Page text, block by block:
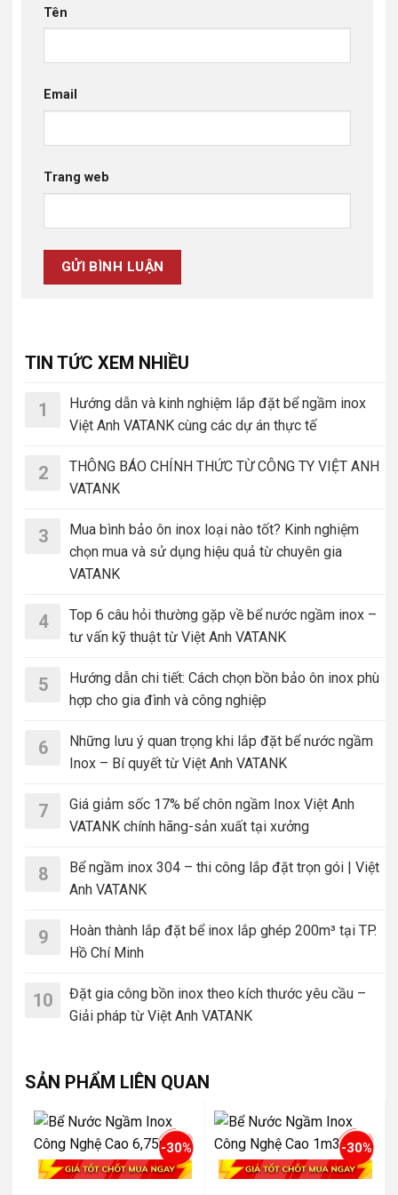
Tên
Email
Trang web
TIN TỨC XEM NHIỀU
1
Hướng dẫn và kinh nghiệm lắp đặt bể ngầm inox
Việt Anh VATANK cùng các dự án thực tế
2
THÔNG BÁO CHÍNH THỨC TỪ CÔNG TY VIỆT ANH
VATANK
3
Mua bình bảo ôn inox loại nào tốt? Kinh nghiệm
chọn mua và sử dụng hiệu quả từ chuyên gia
VATANK
4
Top 6 câu hỏi thường gặp về bể nước ngầm inox –
tư vấn kỹ thuật từ Việt Anh VATANK
5
Hướng dẫn chi tiết: Cách chọn bồn bảo ôn inox phù
hợp cho gia đình và công nghiệp
6
Những lưu ý quan trọng khi lắp đặt bể nước ngầm
Inox – Bí quyết từ Việt Anh VATANK
7
Giá giảm sốc 17% bể chôn ngầm Inox Việt Anh
VATANK chính hãng-sản xuất tại xưởng
8
Bể ngầm inox 304 – thi công lắp đặt trọn gói | Việt
Anh VATANK
9
Hoàn thành lắp đặt bể inox lắp ghép 200m³ tại TP.
Hồ Chí Minh
10
Đặt gia công bồn inox theo kích thước yêu cầu –
Giải pháp từ Việt Anh VATANK
SẢN PHẨM LIÊN QUAN
-30% -30%